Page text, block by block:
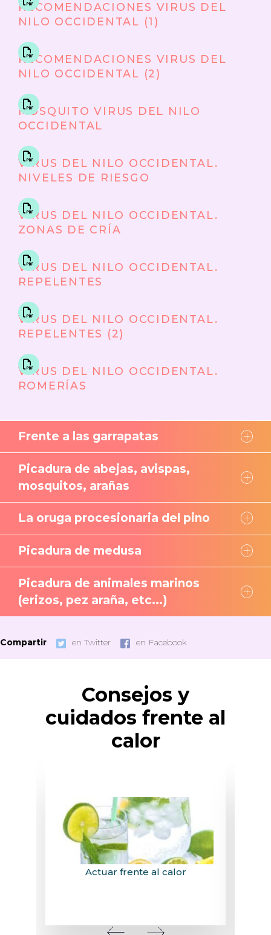
RECOMENDACIONES VIRUS DEL
NILO OCCIDENTAL (1)
RECOMENDACIONES VIRUS DEL
NILO OCCIDENTAL (2)
MOSQUITO VIRUS DEL NILO
OCCIDENTAL
VIRUS DEL NILO OCCIDENTAL.
NIVELES DE RIESGO
VIRUS DEL NILO OCCIDENTAL.
ZONAS DE CRÍA
VIRUS DEL NILO OCCIDENTAL.
REPELENTES
VIRUS DEL NILO OCCIDENTAL.
REPELENTES (2)
VIRUS DEL NILO OCCIDENTAL.
ROMERÍAS
Frente a las garrapatas
Picadura de abejas, avispas,
mosquitos, arañas
La oruga procesionaria del pino
Picadura de medusa
Picadura de animales marinos
(erizos, pez araña, etc...)
Compartir en Twitter en Facebook
Consejos y
cuidados frente al
calor
Actuar frente al calor
VER CONSEJOS